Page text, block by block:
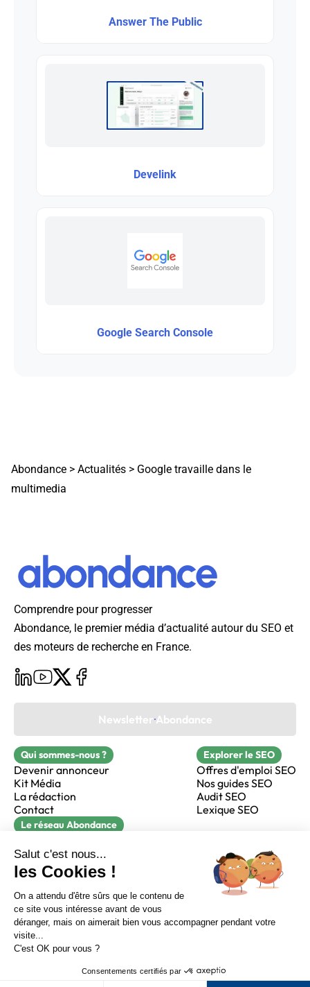
Sur LinkedIn Sur Youtube
Sur X Sur Facebook
Newsletter Abondance
Answer The Public
Develink
Google Search Console
Abondance > Actualités > Google travaille dans le
multimedia
Comprendre pour progresser
Abondance, le premier média d’actualité autour du SEO et
des moteurs de recherche en France.
Newsletter Abondance
Qui sommes-nous ?
Devenir annonceur
Kit Média
La rédaction
Contact
Explorer le SEO
Offres d'emploi SEO
Nos guides SEO
Audit SEO
Lexique SEO
Le réseau Abondance
Réacteur
alfie formation
CGV